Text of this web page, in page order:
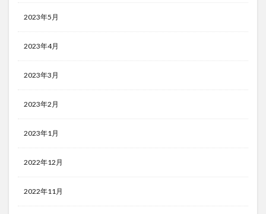
2023年5月
2023年4月
2023年3月
2023年2月
2023年1月
2022年12月
2022年11月